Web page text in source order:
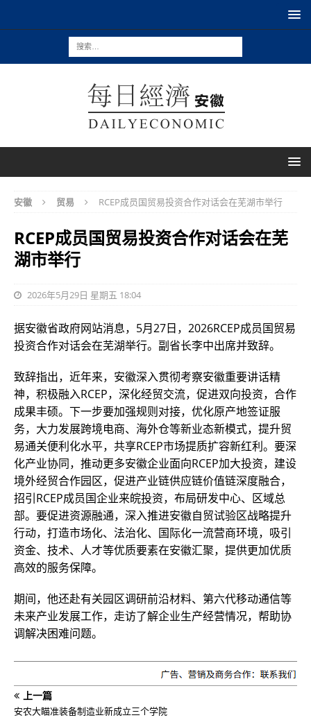
安徽 贸易 RCEP成员国贸易投资合作对话会在芜湖市举行
RCEP成员国贸易投资合作对话会在芜
湖市举行
2026年5月29日 星期五 18:04
据安徽省政府网站消息，5月27日，2026RCEP成员国贸易
投资合作对话会在芜湖举行。副省长李中出席并致辞。
致辞指出，近年来，安徽深入贯彻考察安徽重要讲话精
神，积极融入RCEP，深化经贸交流，促进双向投资，合作
成果丰硕。下一步要加强规则对接，优化原产地签证服
务，大力发展跨境电商、海外仓等新业态新模式，提升贸
易通关便利化水平，共享RCEP市场提质扩容新红利。要深
化产业协同，推动更多安徽企业面向RCEP加大投资，建设
境外经贸合作园区，促进产业链供应链价值链深度融合，
招引RCEP成员国企业来皖投资，布局研发中心、区域总
部。要促进资源融通，深入推进安徽自贸试验区战略提升
行动，打造市场化、法治化、国际化一流营商环境，吸引
资金、技术、人才等优质要素在安徽汇聚，提供更加优质
高效的服务保障。
期间，他还赴有关园区调研前沿材料、第六代移动通信等
未来产业发展工作，走访了解企业生产经营情况，帮助协
调解决困难问题。
上一篇
安农大瞄准装备制造业新成立三个学院